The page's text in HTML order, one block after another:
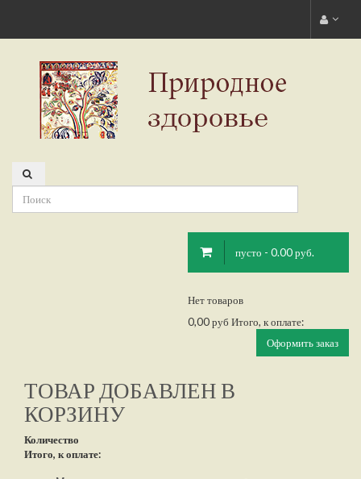
пусто - 0.00 руб.
Нет товаров
0,00 руб Итого, к оплате:
Оформить заказ
ТОВАР ДОБАВЛЕН В
КОРЗИНУ
Количество
Итого, к оплате: